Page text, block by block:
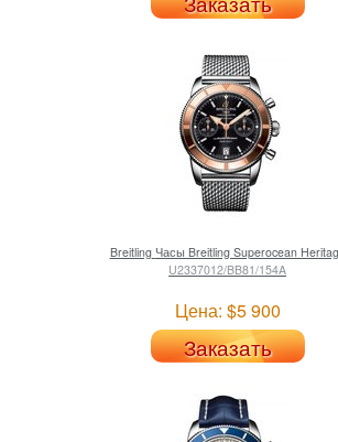
Breitling Часы Breitling Superocean
U2337012/BB81/154A
Цена: $5 900
Заказать